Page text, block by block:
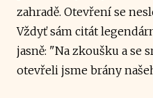
zahradě. Otevření se
Vždyť sám citát
jasně: "Na zkoušku a se
otevřeli jsme brány